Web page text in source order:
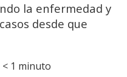
la enfermedad y
desde que
< 1 minuto